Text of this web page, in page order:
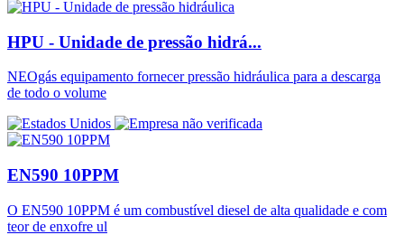
HPU - Unidade de pressão hidrá...
NEOgás equipamento fornecer pressão hidráulica para a descarga
de todo o volume
EN590 10PPM
O EN590 10PPM é um combustível diesel de alta qualidade e com
teor de enxofre ul